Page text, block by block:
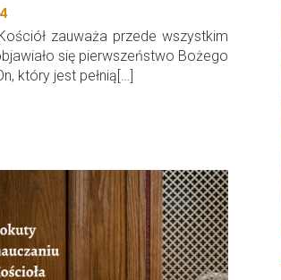
zauważa przede wszystkim
się pierwszeństwo Bożego
który jest pełnią[…]